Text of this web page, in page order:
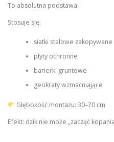
To absolutna podstawa.
Stosuje się:
siatki stalowe zakopywane
płyty ochronne
barierki gruntowe
geokraty wzmacniające
Głębokość montażu: 30–70 cm
Efekt: dzik nie może „zacząć